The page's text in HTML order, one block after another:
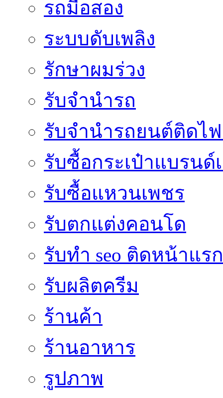
รถมือสอง
ระบบดับเพลิง
รักษาผมร่วง
รับจำนำรถ
รับจํานํารถยนต์ติดไ
รับซื้อกระเป๋าแบรนด์
รับซื้อแหวนเพชร
รับตกแต่งคอนโด
รับทำ seo ติดหน้าแรก
รับผลิตครีม
ร้านค้า
ร้านอาหาร
รูปภาพ